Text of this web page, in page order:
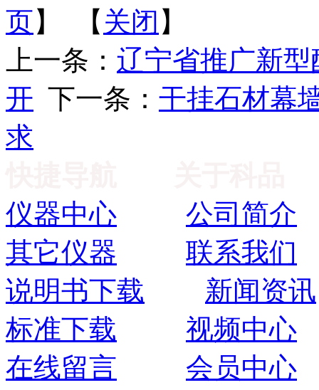
页】 【 关闭 】
上一条： 辽宁省推广新
开 下一条： 干挂石材幕
求
仪器中心
公司简介
其它仪器
联系我们
说明书下载
新闻资讯
标准下载
视频中心
在线留言
会员中心